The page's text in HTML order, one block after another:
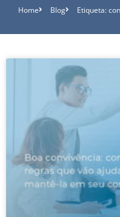
Home Blog Etiqueta: